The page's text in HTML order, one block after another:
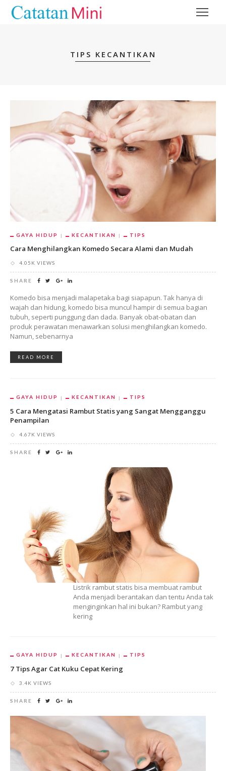
TIPS KECANTIKAN
GAYA HIDUP KECANTIKAN TIPS
Cara Menghilangkan Komedo Secara Alami dan Mudah
4.05K VIEWS
SHARE
Komedo bisa menjadi malapetaka bagi siapapun. Tak hanya di
wajah dan hidung, komedo bisa muncul hampir di semua bagian
tubuh, seperti punggung dan dada. Banyak obat-obatan dan
produk perawatan menawarkan solusi menghilangkan komedo.
Namun, sebenarnya
READ MORE
GAYA HIDUP KECANTIKAN TIPS
5 Cara Mengatasi Rambut Statis yang Sangat Mengganggu
Penampilan
4.67K VIEWS
SHARE
Listrik rambut statis bisa membuat rambut
Anda menjadi berantakan dan tentu Anda tak
menginginkan hal ini bukan? Rambut yang
kering
GAYA HIDUP KECANTIKAN TIPS
7 Tips Agar Cat Kuku Cepat Kering
3.4K VIEWS
SHARE